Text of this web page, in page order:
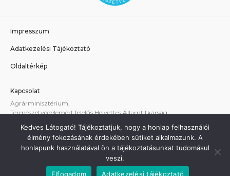
Impresszum
Adatkezelési Tájékoztató
Oldaltérkép
Kapcsolat
Agrárminisztérium,
Természetvédelemért felelős Helyettes Államtitkárság
A weboldallal kapcsolatos technikai támogatás:
termeszetvedelem@am.gov.hu
Kedves Látogató! Tájékoztatjuk, hogy a honlap felhasználói
élmény fokozásának érdekében sütiket alkalmazunk. A
honlapunk használatával ön a tájékoztatásunkat tudomásul
veszi.
Elfogadom
Adatkezelési tájékoztató